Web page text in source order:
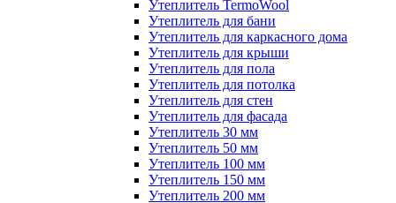
Утеплитель TermoWool
Утеплитель для бани
Утеплитель для каркасного дома
Утеплитель для крыши
Утеплитель для пола
Утеплитель для потолка
Утеплитель для стен
Утеплитель для фасада
Утеплитель 30 мм
Утеплитель 50 мм
Утеплитель 100 мм
Утеплитель 150 мм
Утеплитель 200 мм